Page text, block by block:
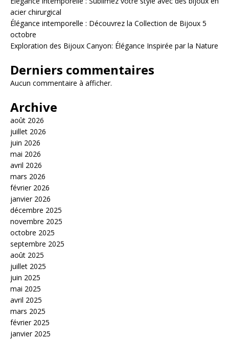
acier chirurgical
Élégance intemporelle : Découvrez la Collection de Bijoux 5
octobre
Exploration des Bijoux Canyon: Élégance Inspirée par la Nature
Derniers commentaires
Aucun commentaire à afficher.
Archive
août 2026
juillet 2026
juin 2026
mai 2026
avril 2026
mars 2026
février 2026
janvier 2026
décembre 2025
novembre 2025
octobre 2025
septembre 2025
août 2025
juillet 2025
juin 2025
mai 2025
avril 2025
mars 2025
février 2025
janvier 2025